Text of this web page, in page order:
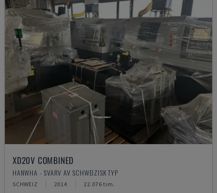
XD20V COMBINED
HANWHA - SVARV AV SCHWEIZISK TYP
SCHWEIZ 2014 22.076 tim.